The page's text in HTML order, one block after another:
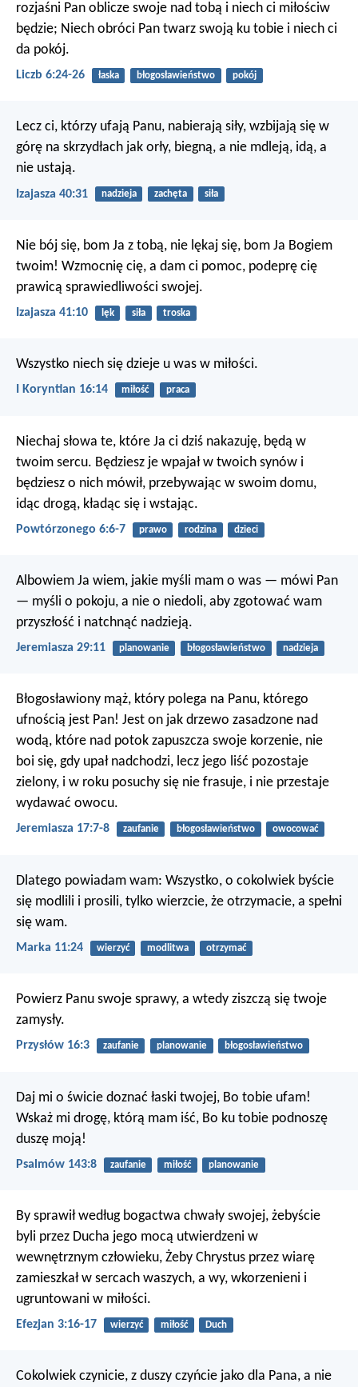
rozjaśni Pan oblicze swoje nad tobą i niech ci miłościw
będzie; Niech obróci Pan twarz swoją ku tobie i niech ci
da pokój.
Liczb 6:24-26 łaska błogosławieństwo pokój
Lecz ci, którzy ufają Panu, nabierają siły, wzbijają się w
górę na skrzydłach jak orły, biegną, a nie mdleją, idą, a
nie ustają.
Izajasza 40:31 nadzieja zachęta siła
Nie bój się, bom Ja z tobą, nie lękaj się, bom Ja Bogiem
twoim! Wzmocnię cię, a dam ci pomoc, podeprę cię
prawicą sprawiedliwości swojej.
Izajasza 41:10 lęk siła troska
Wszystko niech się dzieje u was w miłości.
I Koryntian 16:14 miłość praca
Niechaj słowa te, które Ja ci dziś nakazuję, będą w
twoim sercu. Będziesz je wpajał w twoich synów i
będziesz o nich mówił, przebywając w swoim domu,
idąc drogą, kładąc się i wstając.
Powtórzonego 6:6-7 prawo rodzina dzieci
Albowiem Ja wiem, jakie myśli mam o was — mówi Pan
— myśli o pokoju, a nie o niedoli, aby zgotować wam
przyszłość i natchnąć nadzieją.
Jeremiasza 29:11 planowanie błogosławieństwo nadzieja
Błogosławiony mąż, który polega na Panu, którego
ufnością jest Pan! Jest on jak drzewo zasadzone nad
wodą, które nad potok zapuszcza swoje korzenie, nie
boi się, gdy upał nadchodzi, lecz jego liść pozostaje
zielony, i w roku posuchy się nie frasuje, i nie przestaje
wydawać owocu.
Jeremiasza 17:7-8 zaufanie błogosławieństwo owocować
Dlatego powiadam wam: Wszystko, o cokolwiek byście
się modlili i prosili, tylko wierzcie, że otrzymacie, a spełni
się wam.
Marka 11:24 wierzyć modlitwa otrzymać
Powierz Panu swoje sprawy, a wtedy ziszczą się twoje
zamysły.
Przysłów 16:3 zaufanie planowanie błogosławieństwo
Daj mi o świcie doznać łaski twojej, Bo tobie ufam!
Wskaż mi drogę, którą mam iść, Bo ku tobie podnoszę
duszę moją!
Psalmów 143:8 zaufanie miłość planowanie
By sprawił według bogactwa chwały swojej, żebyście
byli przez Ducha jego mocą utwierdzeni w
wewnętrznym człowieku, Żeby Chrystus przez wiarę
zamieszkał w sercach waszych, a wy, wkorzenieni i
ugruntowani w miłości.
Efezjan 3:16-17 wierzyć miłość Duch
Cokolwiek czynicie, z duszy czyńcie jako dla Pana, a nie